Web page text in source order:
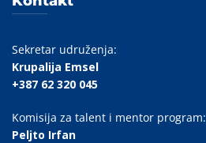
Sekretar udruženja:
Krupalija Emsel
+387 62 320 045
Komisija za talent i mentor program:
Peljto Irfan